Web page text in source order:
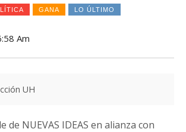
GANA
LO ÚLTIMO
Am
UH
de NUEVAS IDEAS en alianza con